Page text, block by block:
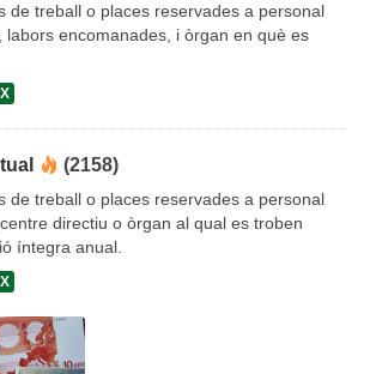
de treball o places reservades a personal
labors encomanades, i òrgan en què es
(2158)
de treball o places reservades a personal
directiu o òrgan al qual es troben
íntegra anual.